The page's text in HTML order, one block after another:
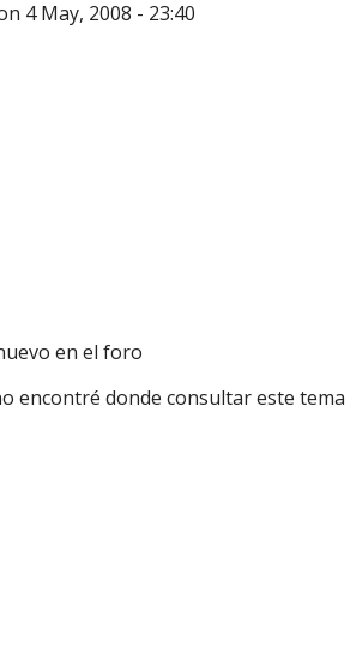
4 May, 2008 - 23:40
en el foro
encontré donde consultar este tema